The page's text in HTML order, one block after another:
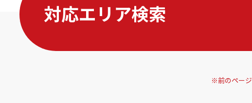
対応エリア検索
※前のペー